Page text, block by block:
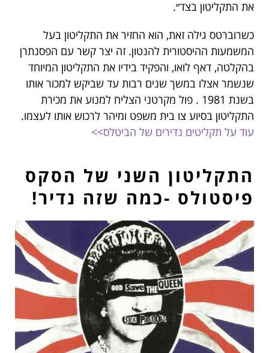
את התקליטון בצד״.
כשרוברטס גילה זאת, הוא החזיר את התקליטון בעל
המשמעות ההיסטורית להנטון. זה יצר קשר עם הפסנתרן
בהקלטה, דאף לואו, והפקיד בידיו את התקליטון המיוחד
שנשמר אצלו במשך שנים רבות עד שביקש למכור אותו
בשנת 1981 . פול מקרטני הצליח למנוע את מכירת
התקליטון בסיוע צו בית משפט ומיהר לרכוש אותו לעצמו.
עוד על תקליטים נדירים של הביטלס>>
התקליטון השני של הסקס
פיסטולס -כמה שזה נדיר!